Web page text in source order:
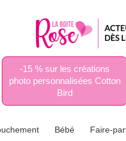
-15 % sur les créations
photo personnalisées Cotton
Bird
Bébé Faire-